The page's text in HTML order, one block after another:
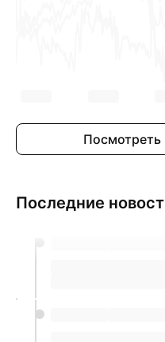
Посмотреть
Последние